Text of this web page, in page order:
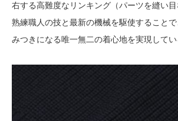
右する高難度なリンキング（パーツを縫い目
熟練職人の技と最新の機械を駆使すること
みつきになる唯一無二の着心地を実現してい